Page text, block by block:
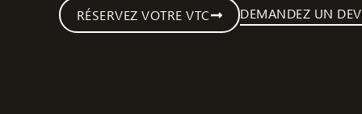
RÉSERVEZ VOTRE VTC DEMANDEZ UN